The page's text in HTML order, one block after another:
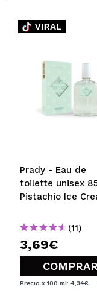
Prady - Eau de
toilette unisex
Pistachio Ice
(11)
3,69€
COMPRAR
Precio x 100 ml: 4,34€